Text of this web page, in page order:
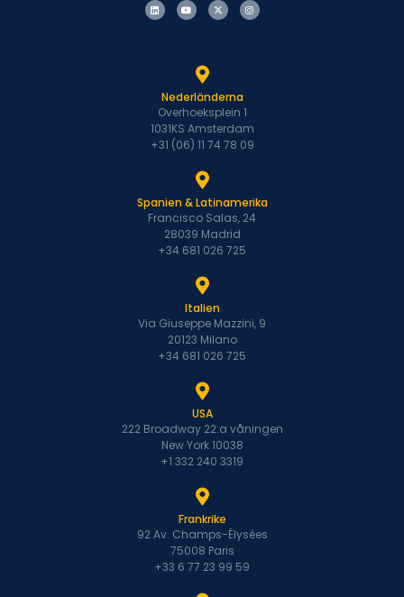
Nederländerna
Overhoeksplein 1
1031KS Amsterdam
+31 (06) 11 74 78 09
Spanien & Latinamerika
Francisco Salas, 24
28039 Madrid
+34 681 026 725
Italien
Via Giuseppe Mazzini, 9
20123 Milano
+34 681 026 725
USA
222 Broadway 22:a våningen
New York 10038
+1 332 240 3319
Frankrike
92 Av. Champs-Élysées
75008 Paris
+33 6 77 23 99 59